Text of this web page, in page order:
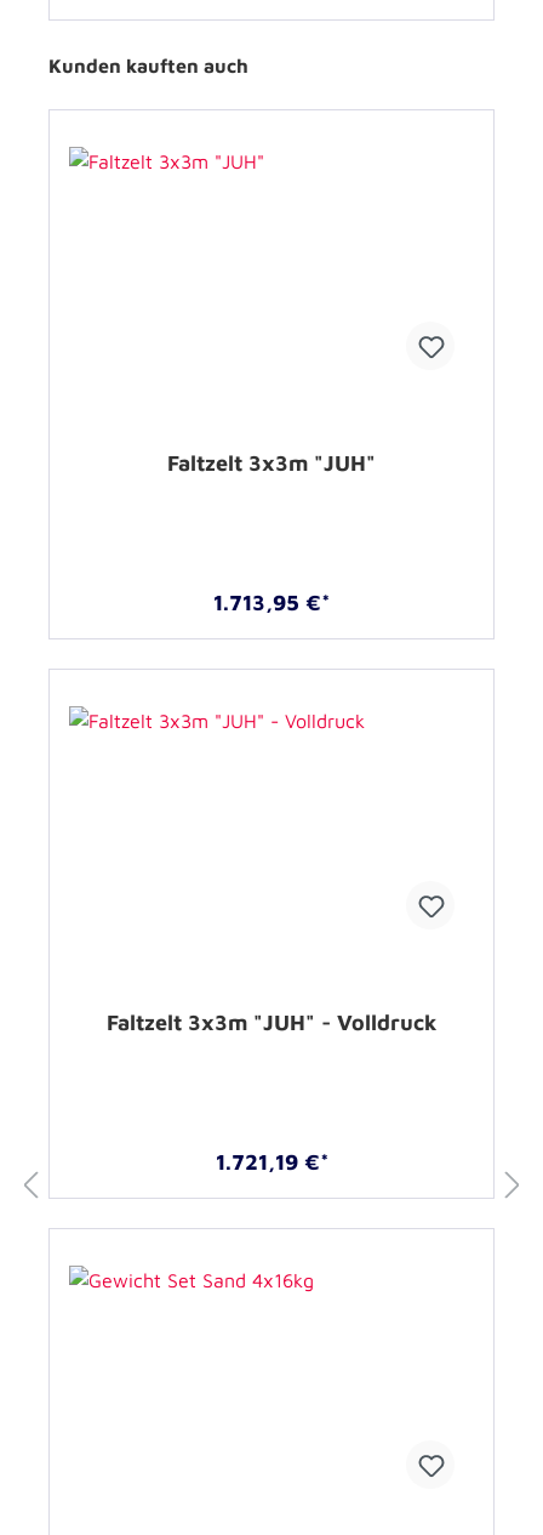
Kunden kauften auch
Faltzelt 3x3m "JUH"
1.713,95 €*
Faltzelt 3x3m "JUH" - Volldruck
1.721,19 €*